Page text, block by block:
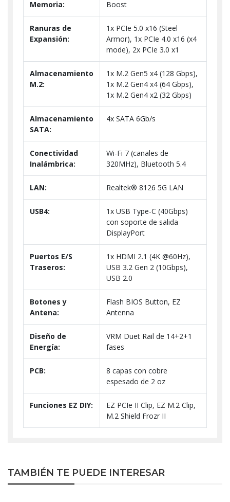
Memoria: Boost
Ranuras de
Expansión:
1x PCIe 5.0 x16 (Steel
Armor), 1x PCIe 4.0 x16 (x4
mode), 2x PCIe 3.0 x1
Almacenamiento
M.2:
1x M.2 Gen5 x4 (128 Gbps),
1x M.2 Gen4 x4 (64 Gbps),
1x M.2 Gen4 x2 (32 Gbps)
Almacenamiento
SATA:
4x SATA 6Gb/s
Conectividad
Inalámbrica:
Wi-Fi 7 (canales de
320MHz), Bluetooth 5.4
LAN: Realtek® 8126 5G LAN
USB4:
1x USB Type-C (40Gbps)
con soporte de salida
DisplayPort
Puertos E/S
Traseros:
1x HDMI 2.1 (4K @60Hz),
USB 3.2 Gen 2 (10Gbps),
USB 2.0
Botones y
Antena:
Flash BIOS Button, EZ
Antenna
Diseño de
Energía:
VRM Duet Rail de 14+2+1
fases
PCB:
8 capas con cobre
espesado de 2 oz
Funciones EZ DIY:
EZ PCIe II Clip, EZ M.2 Clip,
M.2 Shield Frozr II
TAMBIÉN TE PUEDE INTERESAR